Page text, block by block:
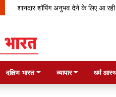
शानदार शॉपिंग अनुभव देने के लिए आ रही हाई
दक्षिण भारत व्यापार धर्म